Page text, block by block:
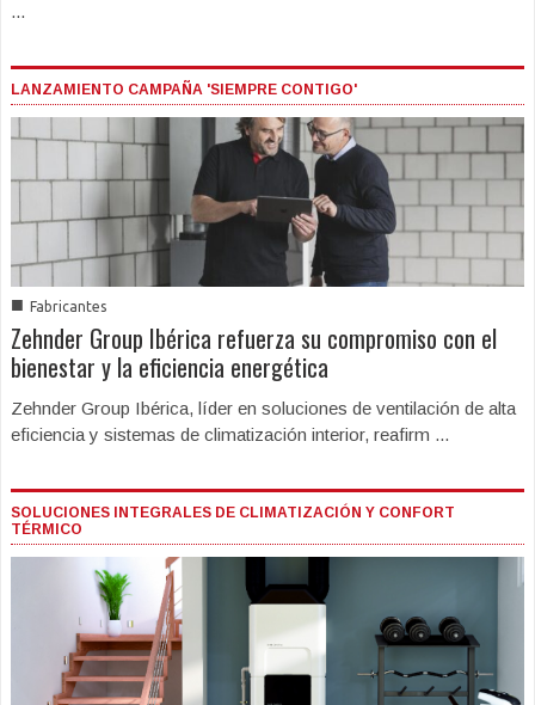
...
LANZAMIENTO CAMPAÑA 'SIEMPRE CONTIGO'
■ Fabricantes
Zehnder Group Ibérica refuerza su compromiso con el
bienestar y la eficiencia energética
Zehnder Group Ibérica, líder en soluciones de ventilación de alta
eficiencia y sistemas de climatización interior, reafirm ...
SOLUCIONES INTEGRALES DE CLIMATIZACIÓN Y CONFORT
TÉRMICO